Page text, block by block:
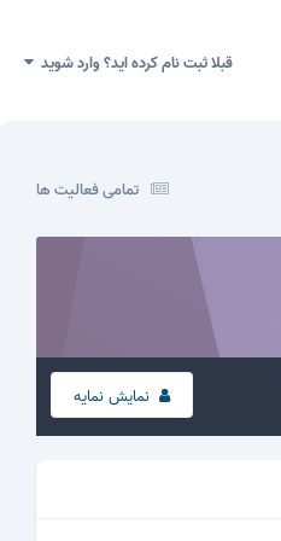
قبلا ثبت نام کرده اید؟ وارد شوید
تمامی فعالیت ها
نمایش نمایه